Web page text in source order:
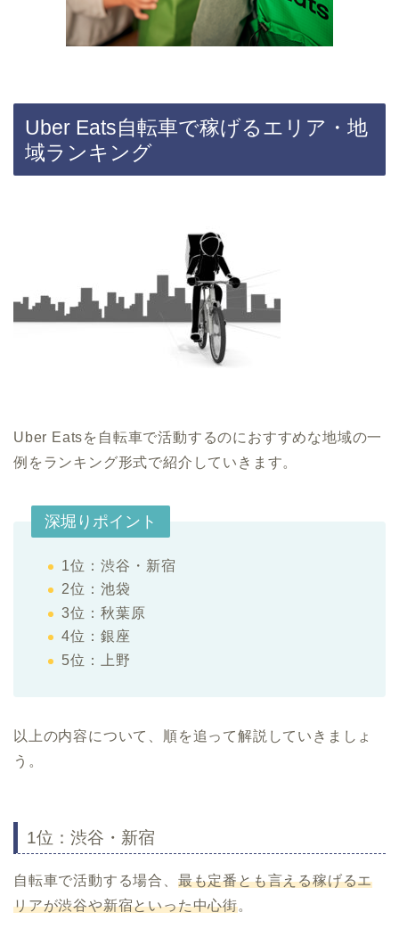
Uber Eats自転車で稼げるエリア・地
域ランキング
Uber Eatsを自転車で活動するのにおすすめな地域の一
例をランキング形式で紹介していきます。
深堀りポイント
1位：渋谷・新宿
2位：池袋
3位：秋葉原
4位：銀座
5位：上野
以上の内容について、順を追って解説していきましょ
う。
1位：渋谷・新宿
自転車で活動する場合、 最も定番とも言える稼げるエ
リアが渋谷や新宿といった中心街。